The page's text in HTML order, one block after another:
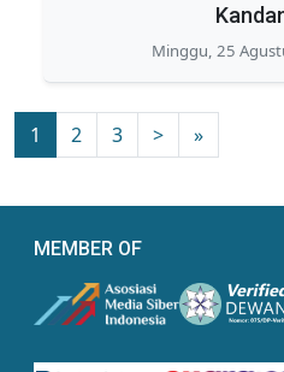
Minggu, 25
1 2 3 > »
MEMBER OF